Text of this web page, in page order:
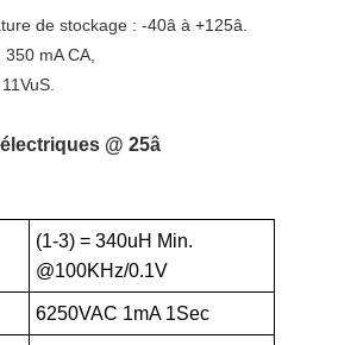
de stockage : -40â à +125â.
mA CA,
@ 25â
(1-3) = 340uH Min.
@100KHz/0.1V
6250VAC 1mA 1Sec